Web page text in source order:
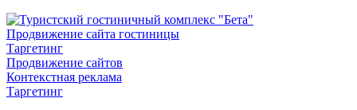
Продвижение сайта гостиницы
Таргетинг
Продвижение сайтов
Контекстная реклама
Таргетинг